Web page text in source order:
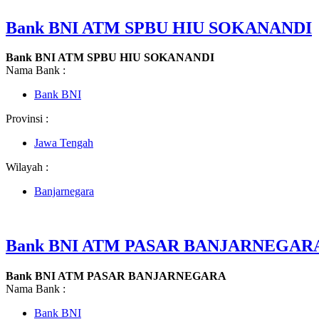
Bank BNI ATM SPBU HIU SOKANANDI
Bank BNI ATM SPBU HIU SOKANANDI
Nama Bank :
Bank BNI
Provinsi :
Jawa Tengah
Wilayah :
Banjarnegara
Bank BNI ATM PASAR
Bank BNI ATM PASAR BANJARNEGARA
Nama Bank :
Bank BNI